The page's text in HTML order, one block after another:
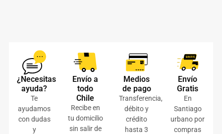
¿Necesitas
ayuda?
Te
ayudamos
con dudas
y
Envío a
todo
Chile
Recibe en
tu domicilio
sin salir de
Medios
de pago
Transferencia,
débito y
crédito
hasta 3
Envío
Gratis
En
Santiago
urbano por
compras